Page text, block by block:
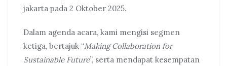
jakarta pada 2 Oktober 2025.
Dalam agenda acara, kami mengisi segmen
ketiga, bertajuk “Making Collaboration for
Sustainable Future”, serta mendapat kesempatan